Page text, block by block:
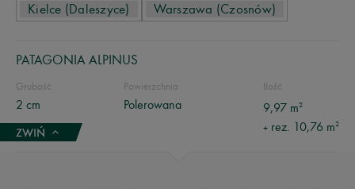
Kielce (Daleszyce) Warszawa (Czosnów)
PATAGONIA ALPINUS
Grubość
2 cm
Powierzchnia
Polerowana
Ilość
9,97 m2
+ rez. 10,76 m2